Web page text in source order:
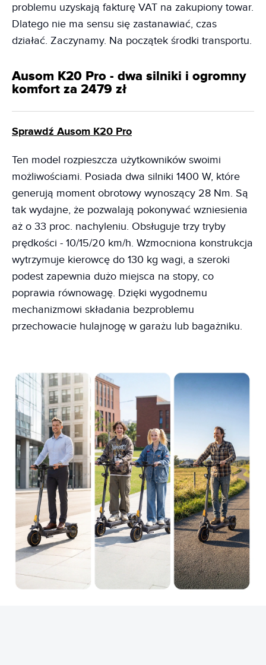
problemu uzyskają fakturę VAT na zakupiony towar.
Dlatego nie ma sensu się zastanawiać, czas
działać. Zaczynamy. Na początek środki transportu.
Ausom K20 Pro - dwa silniki i ogromny
komfort za 2479 zł
Sprawdź Ausom K20 Pro
Ten model rozpieszcza użytkowników swoimi
możliwościami. Posiada dwa silniki 1400 W, które
generują moment obrotowy wynoszący 28 Nm. Są
tak wydajne, że pozwalają pokonywać wzniesienia
aż o 33 proc. nachyleniu. Obsługuje trzy tryby
prędkości - 10/15/20 km/h. Wzmocniona konstrukcja
wytrzymuje kierowcę do 130 kg wagi, a szeroki
podest zapewnia dużo miejsca na stopy, co
poprawia równowagę. Dzięki wygodnemu
mechanizmowi składania bezproblemu
przechowacie hulajnogę w garażu lub bagażniku.